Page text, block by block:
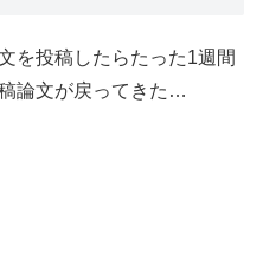
を投稿したらたった1週間
論文が戻ってきた…